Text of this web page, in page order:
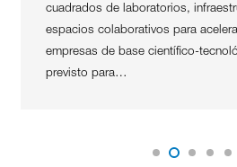
cuadrados de laboratorios,
espacios colaborativos para
empresas de base científico-
previsto para…